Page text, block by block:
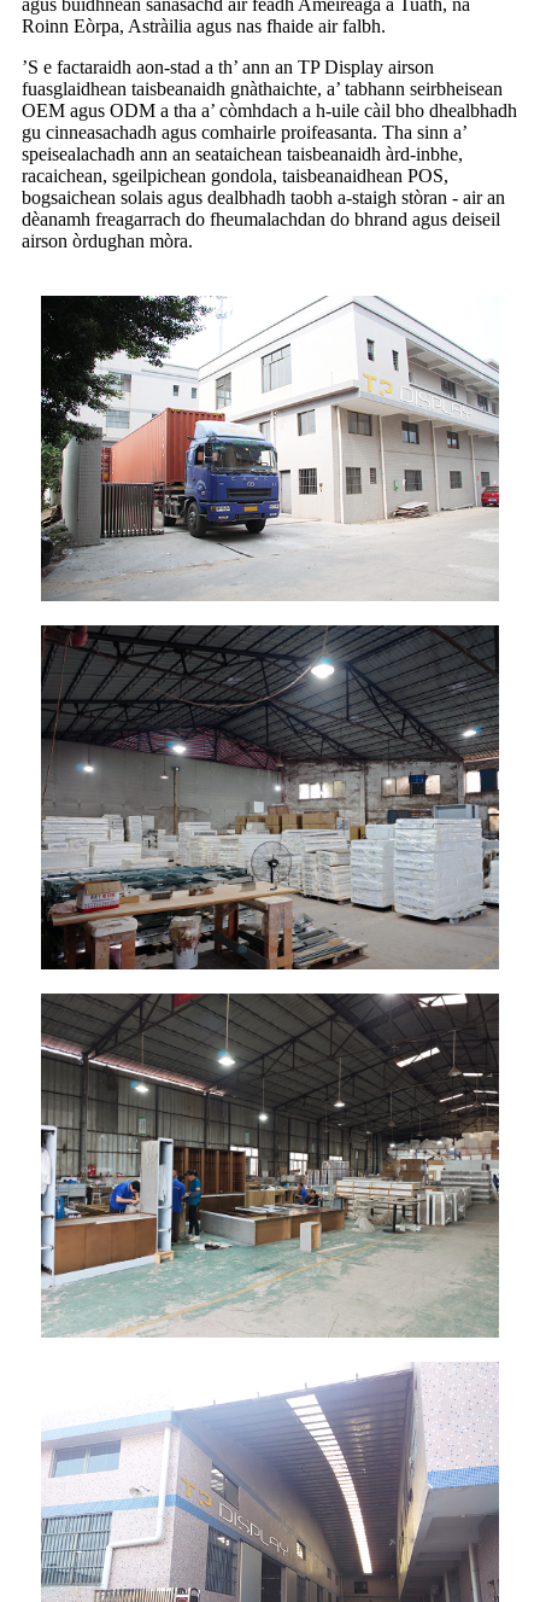
Roinn Eòrpa, Astràilia agus nas fhaide air falbh.
’S e factaraidh aon-stad a th’ ann an TP Display airson
fuasglaidhean taisbeanaidh gnàthaichte, a’ tabhann seirbheisean
OEM agus ODM a tha a’ còmhdach a h-uile càil bho dhealbhadh
gu cinneasachadh agus comhairle proifeasanta. Tha sinn a’
speisealachadh ann an seataichean taisbeanaidh àrd-inbhe,
racaichean, sgeilpichean gondola, taisbeanaidhean POS,
bogsaichean solais agus dealbhadh taobh a-staigh stòran - air an
dèanamh freagarrach do fheumalachdan do bhrand agus deiseil
airson òrdughan mòra.